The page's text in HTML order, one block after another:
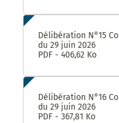
Délibération N°15
du 29 juin 2026
PDF - 406,62 Ko
Délibération N°16
du 29 juin 2026
PDF - 367,81 Ko